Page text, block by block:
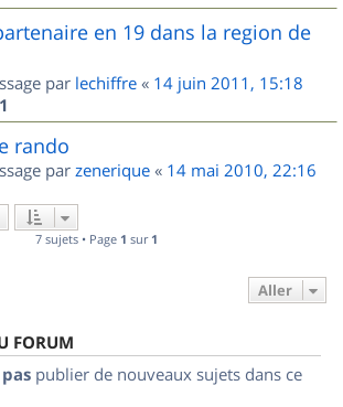
en 19 dans la region de
par lechiffre « 14 juin 2011, 15:18
1
rando
par zenerique « 14 mai 2010, 22:16
7 sujets • Page 1 sur 1
Aller
FORUM
publier de nouveaux sujets dans ce